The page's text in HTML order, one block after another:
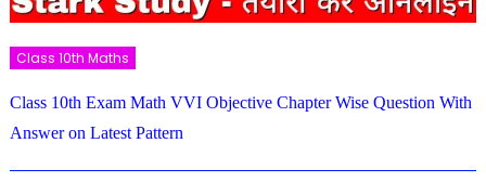
Class 10th Maths
Class 10th Exam Math VVI Objective Chapter Wise Question With
Answer on Latest Pattern